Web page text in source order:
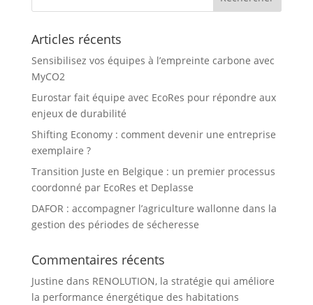
Articles récents
Sensibilisez vos équipes à l’empreinte carbone avec
MyCO2
Eurostar fait équipe avec EcoRes pour répondre aux
enjeux de durabilité
Shifting Economy : comment devenir une entreprise
exemplaire ?
Transition Juste en Belgique : un premier processus
coordonné par EcoRes et Deplasse
DAFOR : accompagner l’agriculture wallonne dans la
gestion des périodes de sécheresse
Commentaires récents
Justine dans RENOLUTION, la stratégie qui améliore
la performance énergétique des habitations